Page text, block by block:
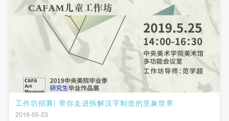
工作坊招募| 带你走进拆解汉字制造的意象世界
2019-05-23
及到的绘画工具、创作材料及配套设备、设施，若参
与者因个人原因在使用相应绘画工具、创作材料及配
套设备、设施造成个人受伤、伤害他人及造成相应工
具、材料、设备或设施的故障或损坏。参与活动者应
当承当相应的全部责任，并主动赔偿相应的经济损
失。活动中任何非事故当事人及美术馆将不承担人身
事故的任何责任。
中央美术学院美术馆肖像权许可使用协议
及到的绘画工具、创作材料及配套设备、设施，若参
与者因个人原因在使用相应绘画工具、创作材料及配
套设备、设施造成个人受伤、伤害他人及造成相应工
具、材料、设备或设施的故障或损坏。参与活动者应
当承当相应的全部责任，并主动赔偿相应的经济损
失。活动中任何非事故当事人及美术馆将不承担人身
事故的任何责任。
中央美术学院美术馆肖像权许可使用协议
及到的绘画工具、创作材料及配套设备、设施，若参
与者因个人原因在使用相应绘画工具、创作材料及配
套设备、设施造成个人受伤、伤害他人及造成相应工
具、材料、设备或设施的故障或损坏。参与活动者应
当承当相应的全部责任，并主动赔偿相应的经济损
失。活动中任何非事故当事人及美术馆将不承担人身
事故的任何责任。
中央美术学院美术馆肖像权许可使用协议